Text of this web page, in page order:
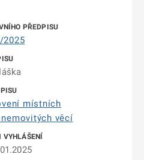
2025
místních
věcí